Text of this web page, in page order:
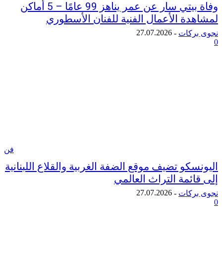
وفاة بيتي سار عن عمر يناهز 99 عامًا – 5 أماكن
الأعمال الفنية للفنان الأسطوري
-
27.07.2026
تضيف موقع الضفة الغربية والقلاع اللبنانية
التراث العالمي
-
27.07.2026